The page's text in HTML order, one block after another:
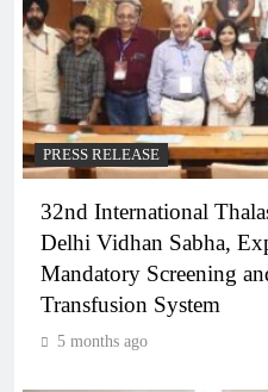
PRESS RELEASE
32nd International
Delhi Vidhan Sabha,
Mandatory Screening
Transfusion System
5 months ago